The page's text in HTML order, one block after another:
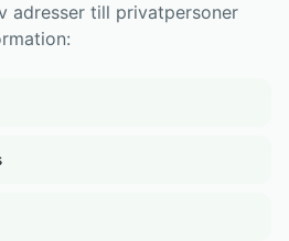
adresser till privatpersoner